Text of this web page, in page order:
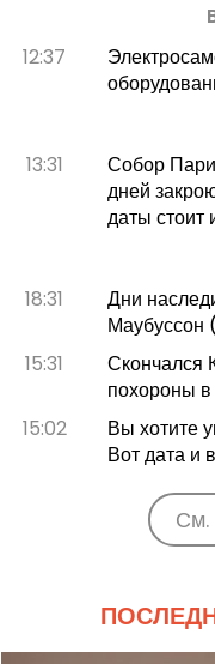
12:37
13:31
Собор
дней
даты стоит
18:31
Дни
Маубуссон
15:31
Скончался
похороны
15:02
Вы хотите
Вот дата и
См.